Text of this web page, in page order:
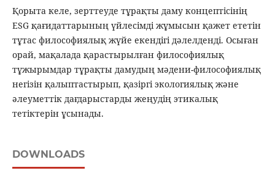
Қорыта келе, зерттеуде тұрақты даму концептісінің
ESG қағидаттарының үйлесімді жұмысын қажет ететін
тұтас философиялық жүйе екендігі дәлелденді. Осыған
орай, мақалада қарастырылған философиялық
тұжырымдар тұрақты дамудың мәдени-философиялық
негізін қалыптастырып, қазіргі экологиялық және
әлеуметтік дағдарыстарды жеңудің этикалық
тетіктерін ұсынады.
DOWNLOADS